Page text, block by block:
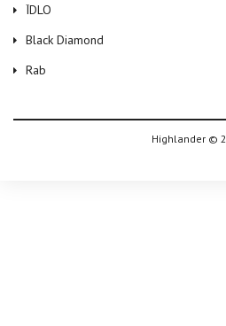
ЇDLO
Black Diamond
Rab
Highlander ©